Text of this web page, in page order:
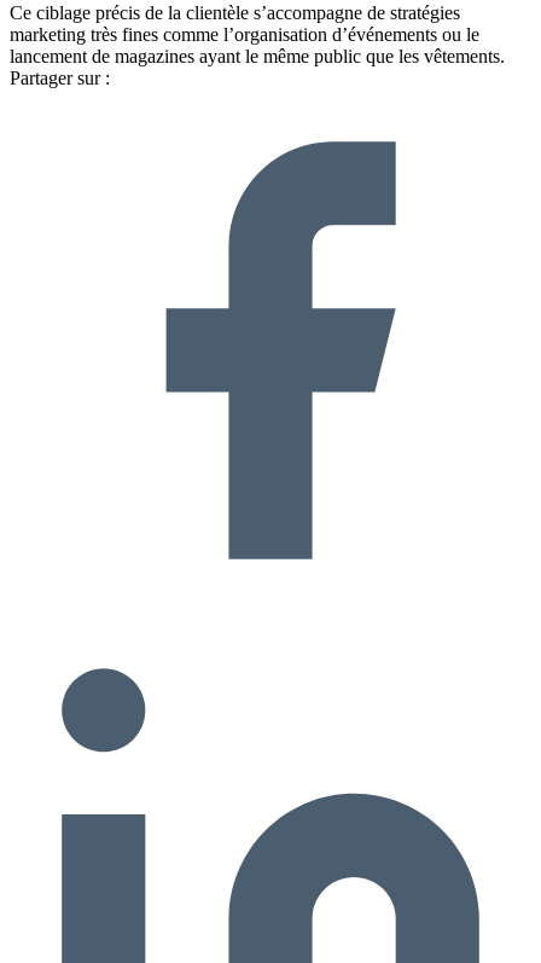
Ce ciblage précis de la clientèle s’accompagne de stratégies
marketing très fines comme l’organisation d’événements ou le
lancement de magazines ayant le même public que les vêtements.
Partager sur :